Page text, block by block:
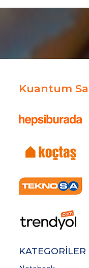
Kuantum
KATEGORİLER